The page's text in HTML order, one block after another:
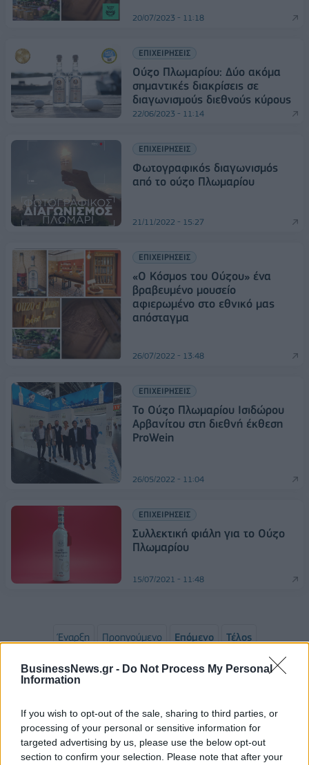
BusinessNews.gr - Do Not Process My Personal
Information
If you wish to opt-out of the sale, sharing to third parties, or
processing of your personal or sensitive information for
targeted advertising by us, please use the below opt-out
section to confirm your selection. Please note that after your
20/07/2023 - 11:18
ΕΠΙΧΕΙΡΗΣΕΙΣ
Ούζο Πλωμαρίου: Δύο ακόμα
σημαντικές διακρίσεις σε
διαγωνισμούς διεθνούς κύρους
22/06/2023 - 11:14
ΕΠΙΧΕΙΡΗΣΕΙΣ
Φωτογραφικός διαγωνισμός
από το ούζο Πλωμαρίου
21/11/2022 - 15:27
ΕΠΙΧΕΙΡΗΣΕΙΣ
«Ο Κόσμος του Ούζου» ένα
βραβευμένο μουσείο
αφιερωμένο στο εθνικό μας
απόσταγμα
26/07/2022 - 13:48
ΕΠΙΧΕΙΡΗΣΕΙΣ
Το Ούζο Πλωμαρίου Ισιδώρου
Αρβανίτου στη διεθνή έκθεση
ProWein
26/05/2022 - 11:04
ΕΠΙΧΕΙΡΗΣΕΙΣ
Συλλεκτική φιάλη για το Ούζο
Πλωμαρίου
15/07/2021 - 11:48
Έναρξη Προηγούμενο Επόμενο Τέλος
Σελίδα 1 από 2